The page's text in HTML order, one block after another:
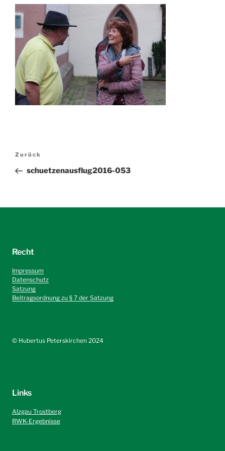
Vorheriger
Beitrag
Zurück
schuetzenausflug2016-053
Recht
Impressum
Datenschutz
Satzung
Beitragsordnung zu § 7 der Satzung
©️ Hubertus Peterskirchen 2024
Links
Alzgau Trostberg
RWK-Ergebnisse